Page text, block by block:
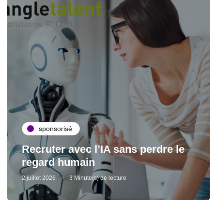
sponsorisé
Recruter avec l’IA sans perdre le
regard humain
2 juillet 2026 3 Minute(s) de lecture